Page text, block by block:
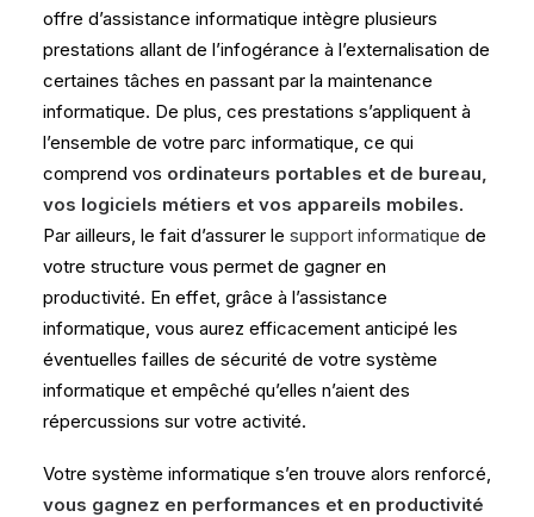
offre d’assistance informatique intègre plusieurs
prestations allant de l’infogérance à l’externalisation de
certaines tâches en passant par la maintenance
informatique. De plus, ces prestations s’appliquent à
l’ensemble de votre parc informatique, ce qui
comprend vos ordinateurs portables et de bureau,
vos logiciels métiers et vos appareils mobiles.
Par ailleurs, le fait d’assurer le support informatique de
votre structure vous permet de gagner en
productivité. En effet, grâce à l’assistance
informatique, vous aurez efficacement anticipé les
éventuelles failles de sécurité de votre système
informatique et empêché qu’elles n’aient des
répercussions sur votre activité.
Votre système informatique s’en trouve alors renforcé,
vous gagnez en performances et en productivité